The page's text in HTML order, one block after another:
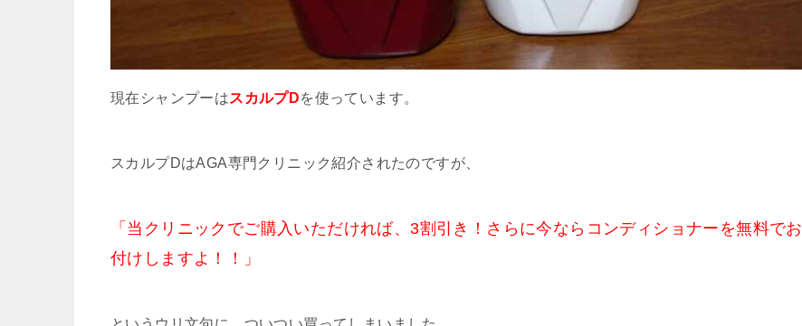
現在シャンプーはスカルプDを使っています。
スカルプDはAGA専門クリニック紹介されたのですが、
「当クリニックでご購入いただければ、3割引き！さらに今ならコンディショナーを無料でお
付けしますよ！！」